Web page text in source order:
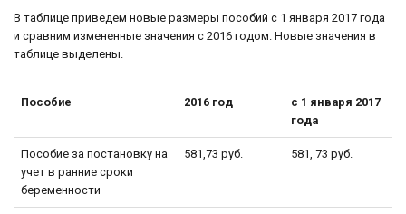
В таблице приведем новые размеры пособий с 1 января 2017 года
и сравним измененные значения с 2016 годом. Новые значения в
таблице выделены.
Пособие 2016 год
с 1 января 2017
года
Пособие за постановку на
учет в ранние сроки
беременности
581,73 руб. 581, 73 руб.